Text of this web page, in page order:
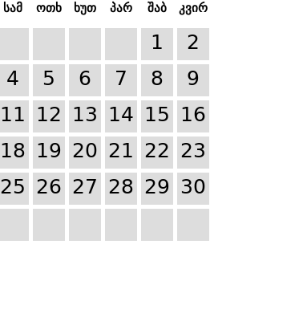
სამ ოთხ ხუთ პარ შაბ კვირ
1
2
4 5 6 7 8
9
11 12 13 14 15 16
18 19 20 21 22 23
25 26 27 28 29 30